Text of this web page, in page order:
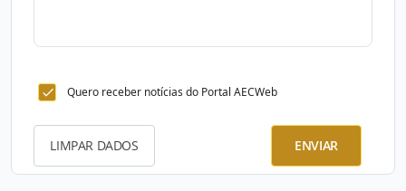
Quero receber notícias do Portal AECWeb
LIMPAR DADOS ENVIAR